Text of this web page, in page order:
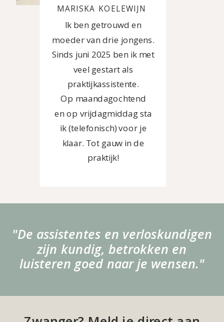
Ik ben getrouwd en
moeder van drie jongens.
Sinds juni 2025 ben ik met
veel gestart als
praktijkassistente.
Op maandagochtend
en op vrijdagmiddag sta
ik (telefonisch) voor je
klaar. Tot gauw in de
praktijk!
MARISKA KOELEWIJN
"De assistentes en verloskundigen
zijn kundig, betrokken en
luisteren goed naar je wensen."